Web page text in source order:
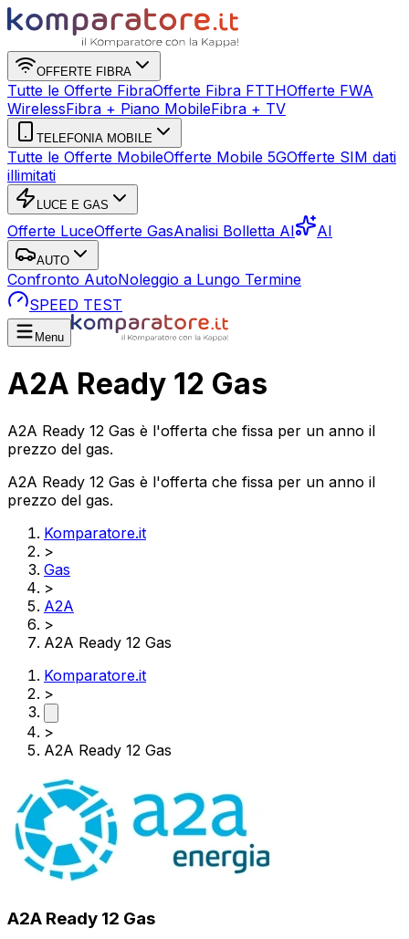
OFFERTE FIBRA
Tutte le Offerte FibraOfferte Fibra FTTHOfferte FWA
WirelessFibra + Piano MobileFibra + TV
TELEFONIA MOBILE
Tutte le Offerte MobileOfferte Mobile 5GOfferte SIM dati
illimitati
LUCE E GAS
Offerte LuceOfferte GasAnalisi Bolletta AI AI
AUTO
Confronto AutoNoleggio a Lungo Termine
SPEED TEST
Menu
A2A Ready 12 Gas
A2A Ready 12 Gas è l'offerta che fissa per un anno il
prezzo del gas.
A2A Ready 12 Gas è l'offerta che fissa per un anno il
prezzo del gas.
Komparatore.it
>
Gas
>
A2A
>
A2A Ready 12 Gas
Komparatore.it
>
>
A2A Ready 12 Gas
A2A Ready 12 Gas